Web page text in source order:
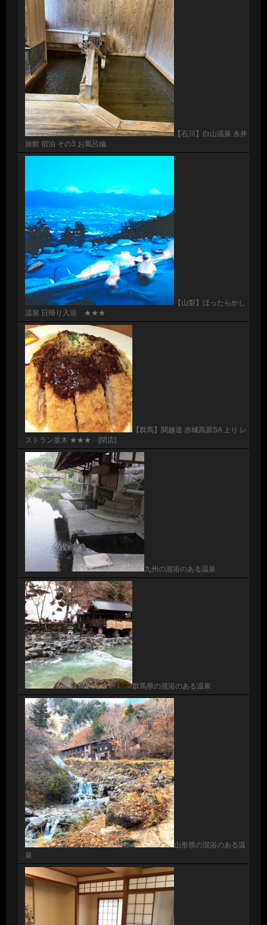
【石川】白山温泉 永井
旅館 宿泊 その3 お風呂編
【山梨】ほったらかし
温泉 日帰り入浴 ★★★
【群馬】関越道 赤城高原SA 上り レ
ストラン並木 ★★★ [閉店]
九州の混浴のある温泉
群馬県の混浴のある温泉
山形県の混浴のある温
泉